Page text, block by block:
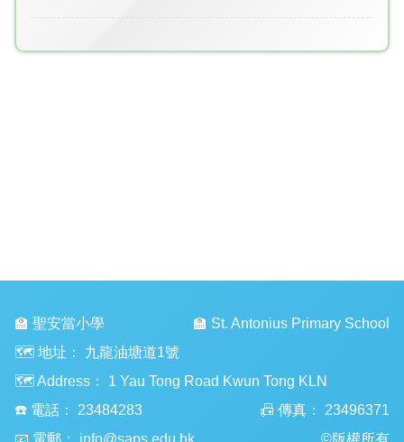
🏫 聖安當小學
🏫 St. Antonius Primary School
🗺️ 地址：
九龍油塘道1號
🗺️ Address：
1 Yau Tong Road Kwun Tong KLN
☎️ 電話：
23484283 📠 傳真：
23496371